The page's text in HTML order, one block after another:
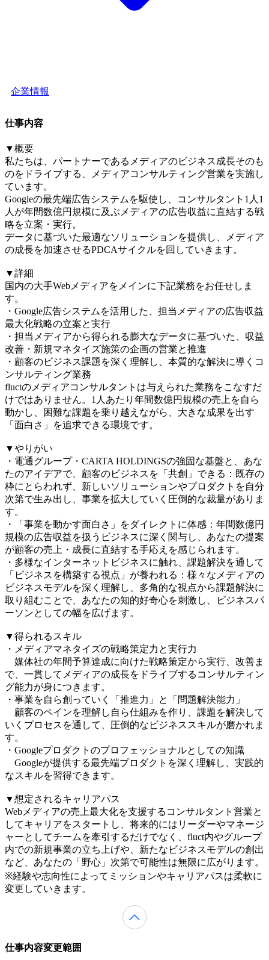
企業情報
仕事内容
▼概要
私たちは、パートナーであるメディアのビジネス成長そのも
のをドライブする、メディアコンサルティング営業を実施し
ています。
Googleの最先端広告システムを駆使し、コンサルタント1人1
人が年間数億円規模に及ぶメディアの広告収益に直結する戦
略を立案・実行。
データに基づいた最適なソリューションを提供し、メディア
の成長を加速させるPDCAサイクルを回していきます。
▼詳細
国内の大手Webメディアをメインに下記業務をお任せしま
す。
・Google広告システムを活用した、担当メディアの広告収益
最大化戦略の立案と実行
・担当メディアから得られる膨大なデータに基づいた、収益
改善・新規マネタイズ施策の企画の営業と推進
・顧客のビジネス課題を深く理解し、本質的な解決に導くコ
ンサルティング業務
fluctのメディアコンサルタントは与えられた業務をこなすだ
けではありません。1人あたり年間数億円規模の売上を自ら
動かし、困難な課題を乗り越えながら、大きな成果を出す
「面白さ」を追求できる環境です。
▼やりがい
・電通グループ・CARTA HOLDINGSの強固な基盤と、あな
たのアイデアで、顧客のビジネスを「共創」できる：既存の
枠にとらわれず、新しいソリューションやプロダクトを自分
次第で生み出し、事業を拡大していく圧倒的な裁量がありま
す。
・「事業を動かす面白さ」をダイレクトに体感：年間数億円
規模の広告収益を扱うビジネスに深く関与し、あなたの提案
が顧客の売上・成長に直結する手応えを感じられます。
・多様なインターネットビジネスに触れ、課題解決を通して
「ビジネスを構築する視点」が養われる：様々なメディアの
ビジネスモデルを深く理解し、多角的な視点から課題解決に
取り組むことで、あなたの知的好奇心を刺激し、ビジネスパ
ーソンとしての幅を広げます。
▼得られるスキル
・メディアマネタイズの戦略策定力と実行力
媒体社の年間予算達成に向けた戦略策定から実行、改善ま
で、一貫してメディアの成長をドライブするコンサルティン
グ能力が身につきます。
・事業を自ら創っていく「推進力」と「問題解決能力」
顧客のペインを理解し自ら仕組みを作り、課題を解決して
いくプロセスを通して、圧倒的なビジネススキルが磨かれま
す。
・Googleプロダクトのプロフェッショナルとしての知識
Googleが提供する最先端プロダクトを深く理解し、実践的
なスキルを習得できます。
▼想定されるキャリアパス
Webメディアの売上最大化を支援するコンサルタント営業と
してキャリアをスタートし、将来的にはリーダーやマネージ
ャーとしてチームを牽引するだけでなく、fluct内やグループ
内での新規事業の立ち上げや、新たなビジネスモデルの創出
など、あなたの「野心」次第で可能性は無限に広がります。
※経験や志向性によってミッションやキャリアパスは柔軟に
変更していきます。
仕事内容変更範囲